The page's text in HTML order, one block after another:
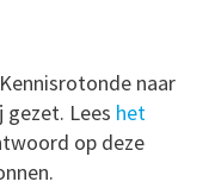
naar
gezet. Lees het
op deze